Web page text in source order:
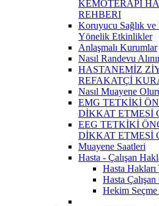
KEMOTERAPI
REHBERI
Koruyucu Sağlık ve
Yönelik Etkinlikler
Anlaşmalı Kurumlar
Nasıl Randevu
HASTANEMİZ
REFAKATÇİ
Nasıl Muayene
EMG TETKİKİ
DİKKAT ETMESİ
EEG TETKİKİ
DİKKAT ETMESİ
Muayene Saatleri
Hasta - Çalışan
Hasta
Hasta
Hekim Seçme